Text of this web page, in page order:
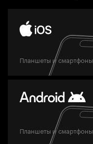
Планшеты и смартфоны
Планшеты и смартфоны